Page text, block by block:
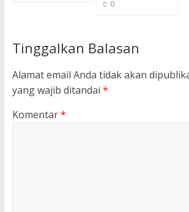
0
Tinggalkan Balasan
Alamat email Anda tidak akan
yang wajib ditandai *
Komentar*